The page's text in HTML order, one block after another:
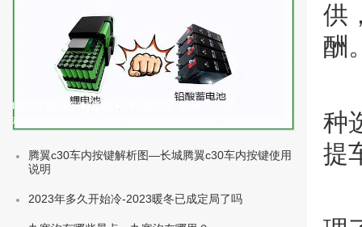
供
酬
种
提
电动车电池的种类及标准(电动车 电池
种类)
腾翼c30车内按键解析图—长城腾翼c30车内按键使用
说明
2023年多久开始冷-2023暖冬已成定局了吗